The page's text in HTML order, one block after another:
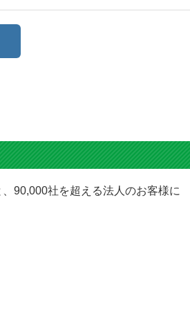
90,000社を超える法人のお客様に